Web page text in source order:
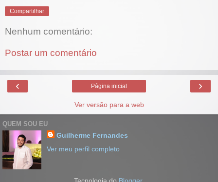
Compartilhar
Nenhum comentário:
Postar um comentário
‹ ›
Página inicial
Ver versão para a web
QUEM SOU EU
Guilherme Fernandes
Ver meu perfil completo
Tecnologia do Blogger.